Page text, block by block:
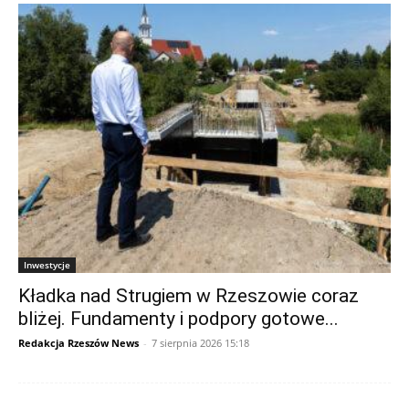
Inwestycje
Kładka nad Strugiem w Rzeszowie coraz
bliżej. Fundamenty i podpory gotowe...
Redakcja Rzeszów News - 7 sierpnia 2026 15:18